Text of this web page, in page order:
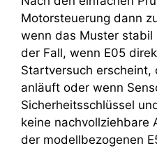
Motorsteuerung dann
wenn das Muster
der Fall, wenn E05
Startversuch erscheint,
anläuft oder wenn
Sicherheitsschlüssel
keine nachvollziehbare
der modellbezogenen